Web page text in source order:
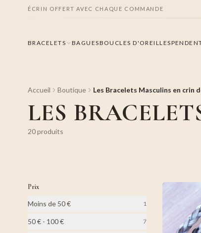
ÉCRIN OFFERT AVEC CHAQUE COMMANDE
BRACELETS BAGUESBOUCLES D'OREILLES
Accueil Boutique Les Bracelets Masculins en crin
LES
20produits
Prix
Moins de 50 €
1
50 € - 100 € 7